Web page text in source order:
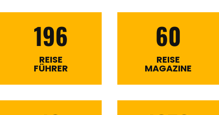
196
REISE
FÜHRER
60
REISE
MAGAZINE